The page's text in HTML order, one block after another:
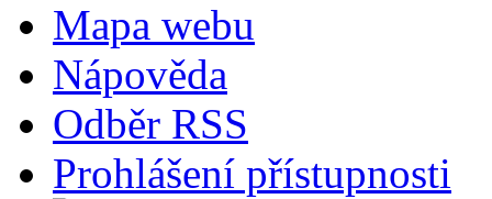
Mapa webu
Nápověda
Odběr RSS
Prohlášení přístupnosti